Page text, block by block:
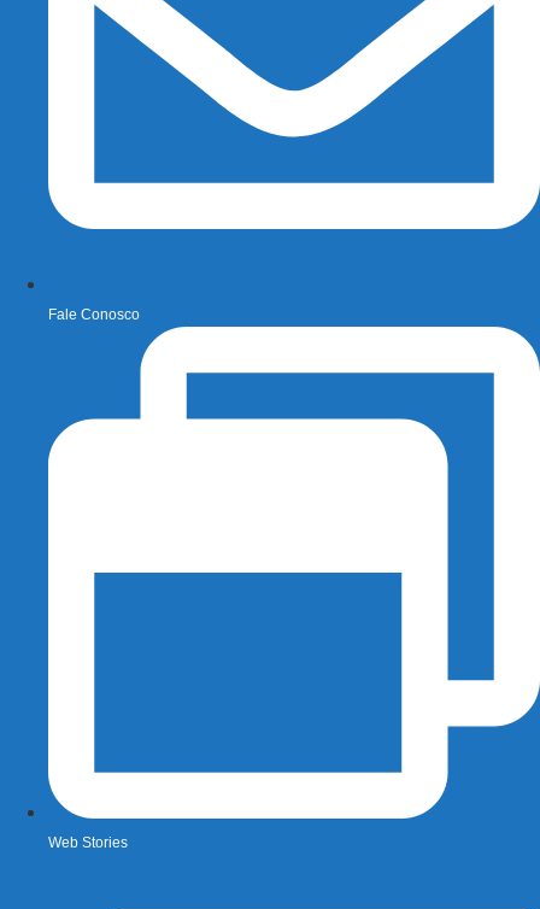
Fale Conosco
Web Stories